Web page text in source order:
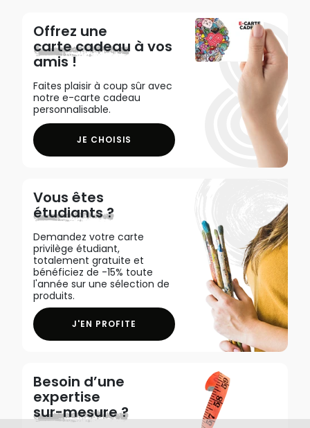
Offrez une
carte cadeau à vos
amis !
Faites plaisir à coup sûr avec
notre e-carte cadeau
personnalisable.
JE CHOISIS
Vous êtes
étudiants ?
Demandez votre carte
privilège étudiant,
totalement gratuite et
bénéficiez de -15% toute
l'année sur une sélection de
produits.
J'EN PROFITE
Besoin d’une
expertise
sur-mesure ?